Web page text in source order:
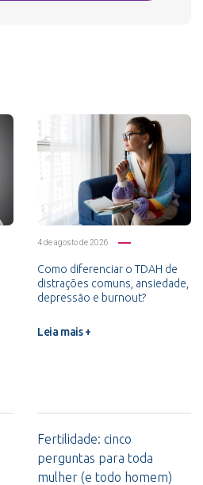
4 de agosto de 2026
Como diferenciar o TDAH de
distrações comuns, ansiedade,
depressão e burnout?
Leia mais +
Fertilidade: cinco
perguntas para toda
mulher (e todo homem)